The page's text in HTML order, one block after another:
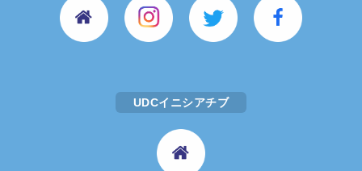
UDCイニシアチブ